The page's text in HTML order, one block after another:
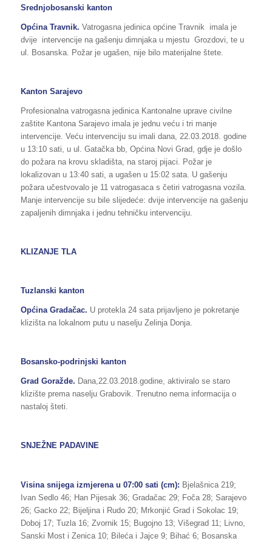
Srednjobosanski kanton
Općina Travnik. Vatrogasna jedinica općine Travnik imala je
dvije intervencije na gašenju dimnjaka u mjestu Grozdovi, te u
ul. Bosanska. Požar je ugašen, nije bilo materijalne štete.
Kanton Sarajevo
Profesionalna vatrogasna jedinica Kantonalne uprave civilne
zaštite Kantona Sarajevo imala je jednu veću i tri manje
intervencije. Veću intervenciju su imali dana, 22.03.2018. godine
u 13:10 sati, u ul. Gatačka bb, Općina Novi Grad, gdje je došlo
do požara na krovu skladišta, na staroj pijaci. Požar je
lokalizovan u 13:40 sati, a ugašen u 15:02 sata. U gašenju
požara učestvovalo je 11 vatrogasaca s četiri vatrogasna vozila.
Manje intervencije su bile slijedeće: dvije intervencije na gašenju
zapaljenih dimnjaka i jednu tehničku intervenciju.
KLIZANJE TLA
Tuzlanski kanton
Općina Gradačac. U protekla 24 sata prijavljeno je pokretanje
klizišta na lokalnom putu u naselju Zelinja Donja.
Bosansko-podrinjski kanton
Grad Goražde. Dana,22.03.2018.godine, aktiviralo se staro
klizište prema naselju Grabovik. Trenutno nema informacija o
nastaloj šteti.
SNJEŽNE PADAVINE
Visina snijega izmjerena u 07:00 sati (cm): Bjelašnica 219;
Ivan Sedlo 46; Han Pijesak 36; Gradačac 29; Foča 28; Sarajevo
26; Gacko 22; Bijeljina i Rudo 20; Mrkonjić Grad i Sokolac 19;
Doboj 17; Tuzla 16; Zvornik 15; Bugojno 13; Višegrad 11; Livno,
Sanski Most i Zenica 10; Bileća i Jajce 9; Bihać 6; Bosanska